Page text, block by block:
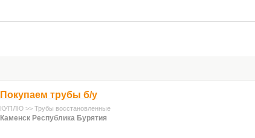
Покупаем трубы б/у
КУПЛЮ >> Трубы восстановленные
Каменск Республика Бурятия